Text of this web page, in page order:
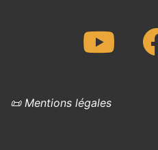
Youtube
📜 Mentions légales